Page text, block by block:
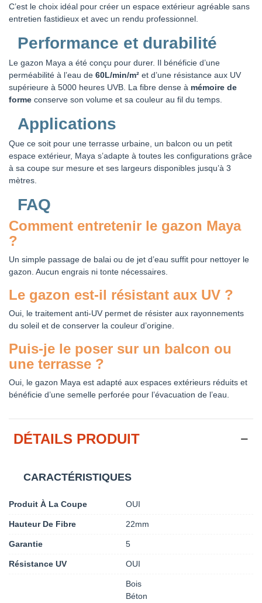
C’est le choix idéal pour créer un espace extérieur agréable sans
entretien fastidieux et avec un rendu professionnel.
Performance et durabilité
Le gazon Maya a été conçu pour durer. Il bénéficie d’une
perméabilité à l’eau de 60L/min/m² et d’une résistance aux UV
supérieure à 5000 heures UVB. La fibre dense à mémoire de
forme conserve son volume et sa couleur au fil du temps.
Applications
Que ce soit pour une terrasse urbaine, un balcon ou un petit
espace extérieur, Maya s’adapte à toutes les configurations grâce
à sa coupe sur mesure et ses largeurs disponibles jusqu’à 3
mètres.
FAQ
Comment entretenir le gazon Maya
?
Un simple passage de balai ou de jet d’eau suffit pour nettoyer le
gazon. Aucun engrais ni tonte nécessaires.
Le gazon est-il résistant aux UV ?
Oui, le traitement anti-UV permet de résister aux rayonnements
du soleil et de conserver la couleur d’origine.
Puis-je le poser sur un balcon ou
une terrasse ?
Oui, le gazon Maya est adapté aux espaces extérieurs réduits et
bénéficie d’une semelle perforée pour l’évacuation de l’eau.
DÉTAILS PRODUIT
CARACTÉRISTIQUES
Produit À La Coupe OUI
Hauteur De Fibre 22mm
Garantie 5
Résistance UV OUI
Bois
Béton